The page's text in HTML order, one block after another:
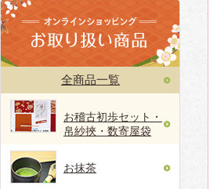
全商品一覧
お稽古初歩セット・
帛紗挾・数寄屋袋
お抹茶